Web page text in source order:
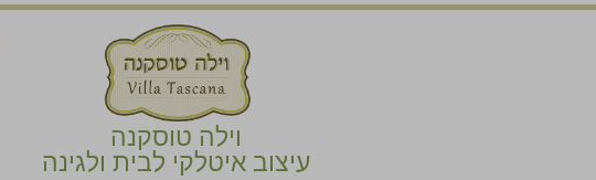
וילה טוסקנה
עיצוב איטלקי לבית ולגינה